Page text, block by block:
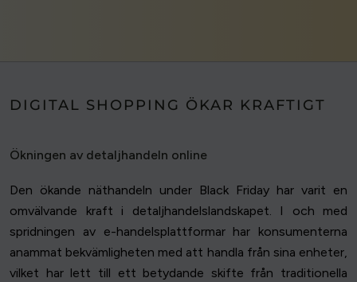
DIGITAL SHOPPING ÖKAR KRAFTIGT
Ökningen av detaljhandeln online
Den ökande näthandeln under Black Friday har varit en
omvälvande kraft i detaljhandelslandskapet. I och med
spridningen av e-handelsplattformar har konsumenterna
anammat bekvämligheten med att handla från sina enheter,
vilket har lett till ett betydande skifte från traditionella